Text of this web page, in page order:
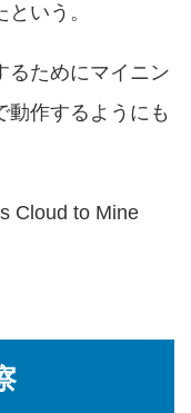
いう。
るためにマイニン
動作するようにも
Cloud to Mine